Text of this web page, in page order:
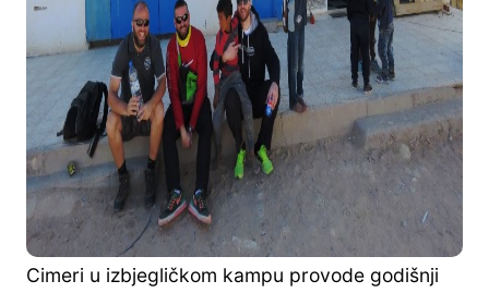
Cimeri u izbjegličkom kampu provode godišnji